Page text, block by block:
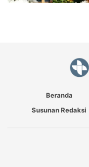
Beranda
Susunan Redaksi